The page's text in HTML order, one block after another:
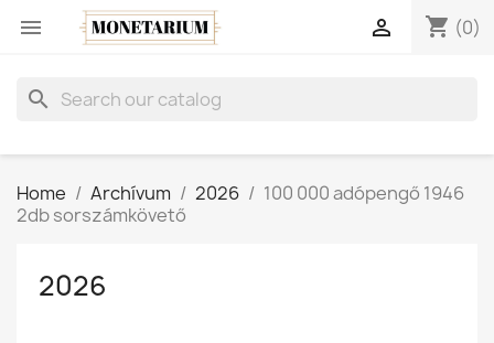
 shopping_cart (0)

search
Home Archívum 2026
100 000 adópengő 1946
2db sorszámkövető
2026